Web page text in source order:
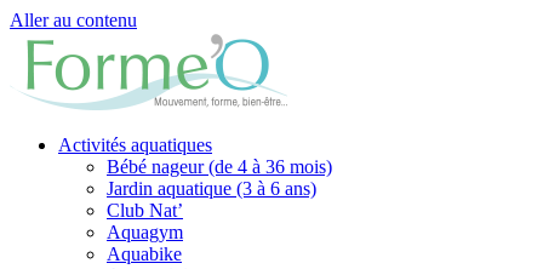
Aller au contenu
Activités aquatiques
Bébé nageur (de 4 à 36 mois)
Jardin aquatique (3 à 6 ans)
Club Nat’
Aquagym
Aquabike